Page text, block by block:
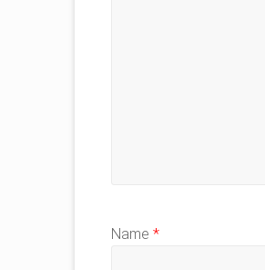
Name *